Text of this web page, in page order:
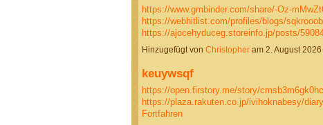
https://www.gmbinder.com/share/-Oz-
https://webhitlist.com/profiles/blogs/sqkrooob
https://ajocehyduceg.storeinfo.jp/posts/
Hinzugefügt von Christopheram 2. August
keuywsqf
https://open.firstory.me/story/
https://plaza.rakuten.co.jp/ivihoknabesy/
Fortfahren